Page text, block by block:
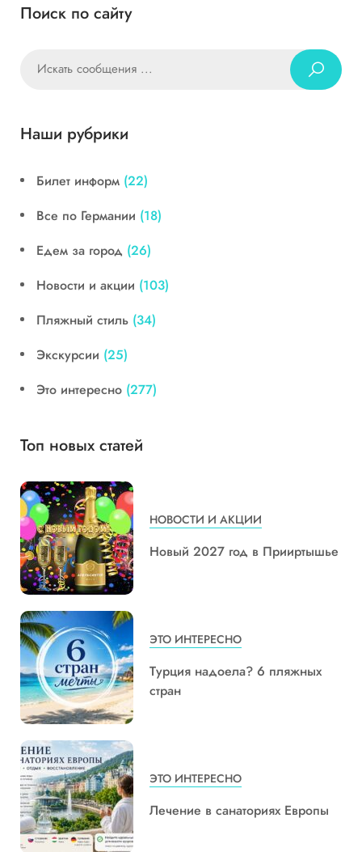
Поиск по сайту
Наши рубрики
Билет информ (22)
Все по Германии (18)
Едем за город (26)
Новости и акции (103)
Пляжный стиль (34)
Экскурсии (25)
Это интересно (277)
Топ новых статей
НОВОСТИ И АКЦИИ
Новый 2027 год в Прииртышье
ЭТО ИНТЕРЕСНО
Турция надоела? 6 пляжных
стран
ЭТО ИНТЕРЕСНО
Лечение в санаториях Европы